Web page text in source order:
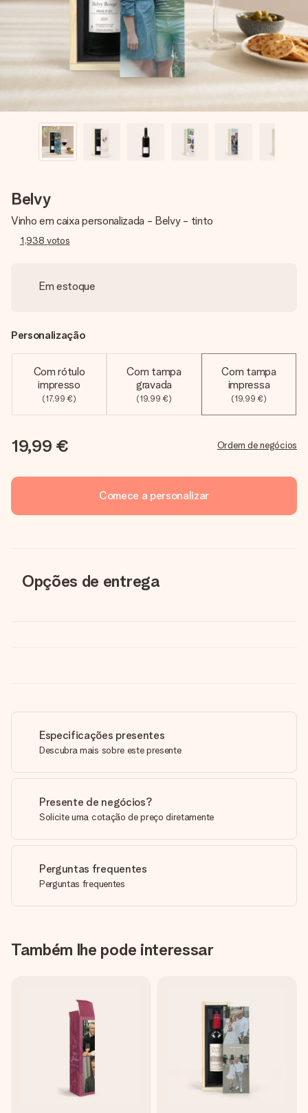
dela, uma foto ou uma mensagem que realmente toca o
coração. Sem complicações, apenas todo o amor num
momento especial.
Belvy
Vinho em caixa personalizada - Belvy - tinto
1,938 votos
Em estoque
Personalização
Com rótulo
impresso
(17,99 €)
Com tampa
gravada
(19,99 €)
Com tampa
impressa
(19,99 €)
19,99 € Ordem de negócios
Comece a personalizar
Opções de entrega
Especificações presentes
Descubra mais sobre este presente
Presente de negócios?
Solicite uma cotação de preço diretamente
Perguntas frequentes
Perguntas frequentes
Também lhe pode interessar